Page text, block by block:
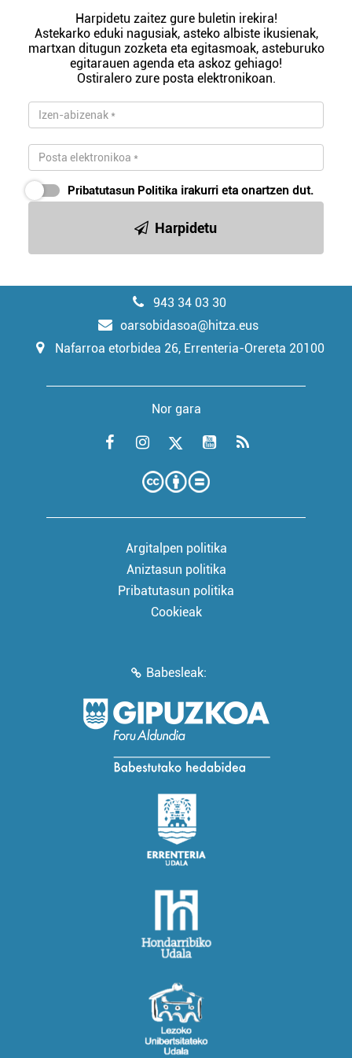
Harpidetu zaitez gure buletin irekira!
Astekarko eduki nagusiak, asteko albiste ikusienak,
martxan ditugun zozketa eta egitasmoak, asteburuko
egitarauen agenda eta askoz gehiago!
Ostiralero zure posta elektronikoan.
Pribatutasun Politika irakurri eta onartzen dut.
Harpidetu
943 34 03 30
oarsobidasoa@hitza.eus
Nafarroa etorbidea 26, Errenteria-Orereta 20100
Nor gara
Argitalpen politika
Aniztasun politika
Pribatutasun politika
Cookieak
Babesleak: